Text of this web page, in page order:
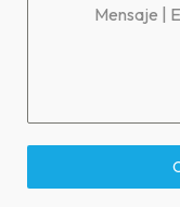
Mensaje |